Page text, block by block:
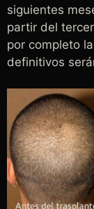
siguientes
partir del
por completo
definitivos